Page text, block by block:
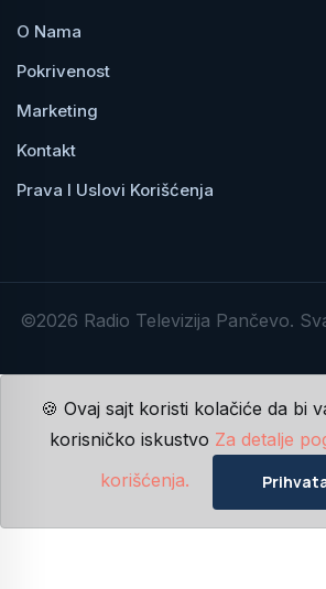
O Nama
Pokrivenost
Marketing
Kontakt
Prava I Uslovi Korišćenja
©2026 Radio Televizija Pančevo.
🍪 Ovaj sajt koristi kolačiće da bi
korisničko iskustvo Za detalje
korišćenja.